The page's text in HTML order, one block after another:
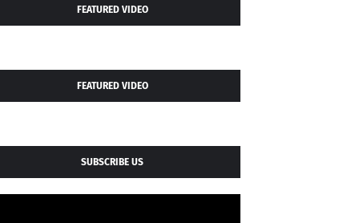
FEATURED VIDEO
FEATURED VIDEO
SUBSCRIBE US